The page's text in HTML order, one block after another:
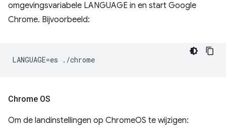
omgevingsvariabele LANGUAGE in en start Google
Chrome. Bijvoorbeeld:
Chrome OS
Om de landinstellingen op ChromeOS te wijzigen: